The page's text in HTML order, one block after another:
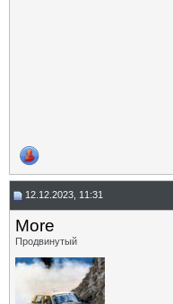
12.12.2023, 11:31
More
Продвинутый